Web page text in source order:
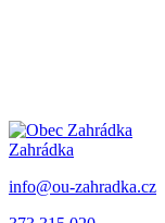
Zahrádka
info@ou-zahradka.cz